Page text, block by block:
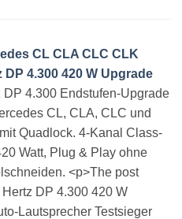
CL CLA CLC CLK
DP 4.300 420 W Upgrade
DP 4.300 Endstufen-Upgrade
CL, CLA, CLC und
Quadlock. 4-Kanal Class-
Watt, Plug & Play ohne
<p>The post
DP 4.300 420 W
Lautsprecher Testsieger